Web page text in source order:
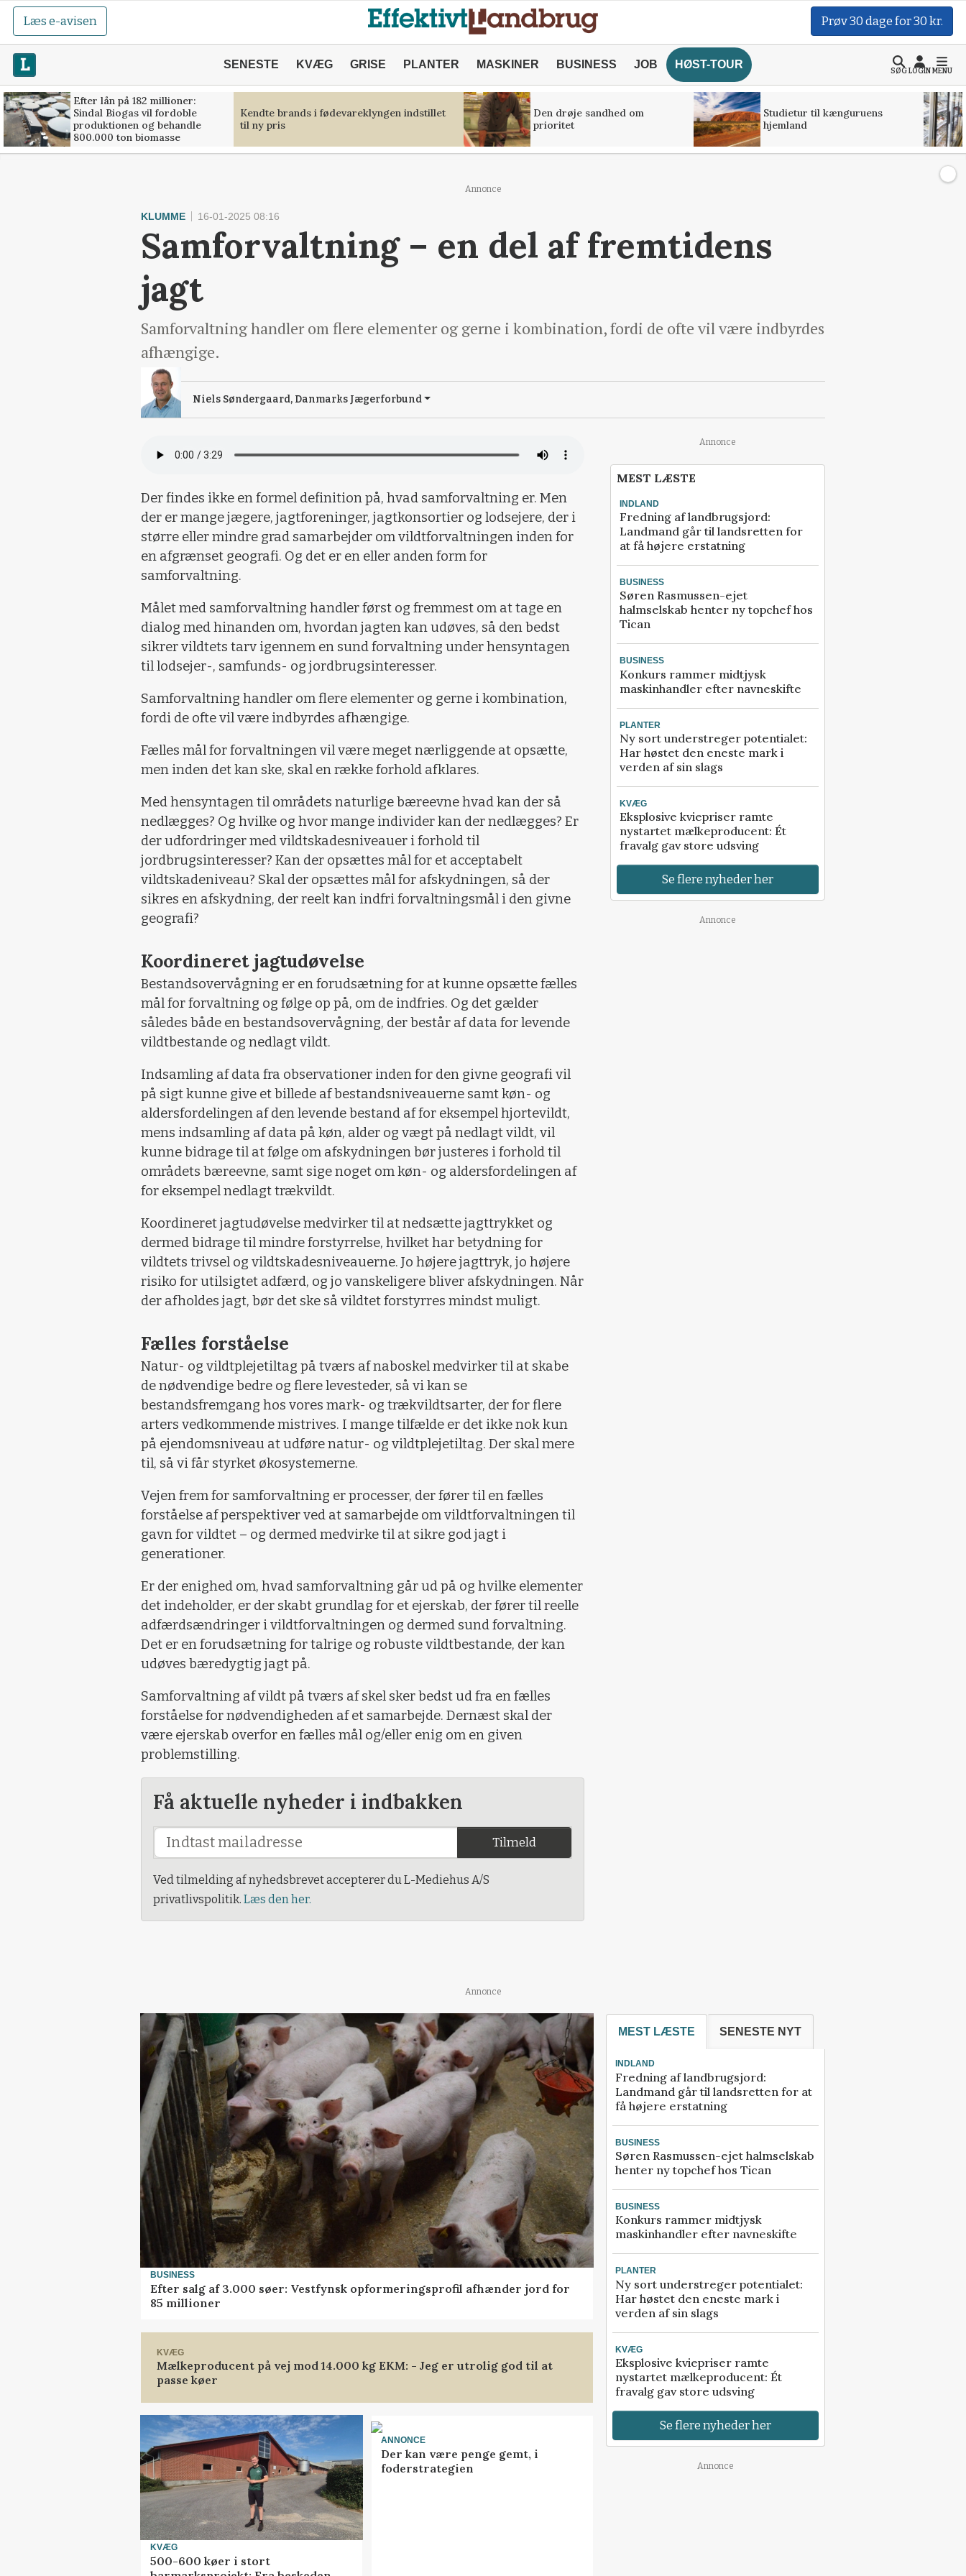
Læs e-avisen Prøv 30 dage for 30 kr.
SENESTE KVÆG GRISE PLANTER MASKINER BUSINESS JOB HØST-TOUR
SØGLOGINMENU
Efter lån på 182 millioner:
Sindal Biogas vil fordoble
produktionen og behandle
800.000 ton biomasse
Kendte brands i fødevareklyngen indstillet
til ny pris
Den drøje sandhed om
prioritet
Studietur til kænguruens
hjemland
Annonce
KLUMME 16-01-2025 08:16
Samforvaltning – en del af fremtidens
jagt
Samforvaltning handler om flere elementer og gerne i kombination, fordi de ofte vil være indbyrdes
afhængige.
Niels Søndergaard, Danmarks Jægerforbund
Der findes ikke en formel definition på, hvad samforvaltning er. Men
der er mange jægere, jagtforeninger, jagtkonsortier og lodsejere, der i
større eller mindre grad samarbejder om vildtforvaltningen inden for
en afgrænset geografi. Og det er en eller anden form for
samforvaltning.
Målet med samforvaltning handler først og fremmest om at tage en
dialog med hinanden om, hvordan jagten kan udøves, så den bedst
sikrer vildtets tarv igennem en sund forvaltning under hensyntagen
til lodsejer-, samfunds- og jordbrugsinteresser.
Samforvaltning handler om flere elementer og gerne i kombination,
fordi de ofte vil være indbyrdes afhængige.
Fælles mål for forvaltningen vil være meget nærliggende at opsætte,
men inden det kan ske, skal en række forhold afklares.
Med hensyntagen til områdets naturlige bæreevne hvad kan der så
nedlægges? Og hvilke og hvor mange individer kan der nedlægges? Er
der udfordringer med vildtskadesniveauer i forhold til
jordbrugsinteresser? Kan der opsættes mål for et acceptabelt
vildtskadeniveau? Skal der opsættes mål for afskydningen, så der
sikres en afskydning, der reelt kan indfri forvaltningsmål i den givne
geografi?
Koordineret jagtudøvelse
Bestandsovervågning er en forudsætning for at kunne opsætte fælles
mål for forvaltning og følge op på, om de indfries. Og det gælder
således både en bestandsovervågning, der består af data for levende
vildtbestande og nedlagt vildt.
Indsamling af data fra observationer inden for den givne geografi vil
på sigt kunne give et billede af bestandsniveauerne samt køn- og
aldersfordelingen af den levende bestand af for eksempel hjortevildt,
mens indsamling af data på køn, alder og vægt på nedlagt vildt, vil
kunne bidrage til at følge om afskydningen bør justeres i forhold til
områdets bæreevne, samt sige noget om køn- og aldersfordelingen af
for eksempel nedlagt trækvildt.
Koordineret jagtudøvelse medvirker til at nedsætte jagttrykket og
dermed bidrage til mindre forstyrrelse, hvilket har betydning for
vildtets trivsel og vildtskadesniveauerne. Jo højere jagttryk, jo højere
risiko for utilsigtet adfærd, og jo vanskeligere bliver afskydningen. Når
der afholdes jagt, bør det ske så vildtet forstyrres mindst muligt.
Fælles forståelse
Natur- og vildtplejetiltag på tværs af naboskel medvirker til at skabe
de nødvendige bedre og flere levesteder, så vi kan se
bestandsfremgang hos vores mark- og trækvildtsarter, der for flere
arters vedkommende mistrives. I mange tilfælde er det ikke nok kun
på ejendomsniveau at udføre natur- og vildtplejetiltag. Der skal mere
til, så vi får styrket økosystemerne.
Vejen frem for samforvaltning er processer, der fører til en fælles
forståelse af perspektiver ved at samarbejde om vildtforvaltningen til
gavn for vildtet – og dermed medvirke til at sikre god jagt i
generationer.
Er der enighed om, hvad samforvaltning går ud på og hvilke elementer
det indeholder, er der skabt grundlag for et ejerskab, der fører til reelle
adfærdsændringer i vildtforvaltningen og dermed sund forvaltning.
Det er en forudsætning for talrige og robuste vildtbestande, der kan
udøves bæredygtig jagt på.
Samforvaltning af vildt på tværs af skel sker bedst ud fra en fælles
forståelse for nødvendigheden af et samarbejde. Dernæst skal der
være ejerskab overfor en fælles mål og/eller enig om en given
problemstilling.
Få aktuelle nyheder i indbakken
Tilmeld
Ved tilmelding af nyhedsbrevet accepterer du L-Mediehus A/S
privatlivspolitik. Læs den her.
Annonce
MEST LÆSTE
INDLAND
Fredning af landbrugsjord:
Landmand går til landsretten for
at få højere erstatning
BUSINESS
Søren Rasmussen-ejet
halmselskab henter ny topchef hos
Tican
BUSINESS
Konkurs rammer midtjysk
maskinhandler efter navneskifte
PLANTER
Ny sort understreger potentialet:
Har høstet den eneste mark i
verden af sin slags
KVÆG
Eksplosive kviepriser ramte
nystartet mælkeproducent: Ét
fravalg gav store udsving
Se flere nyheder her
Annonce
Annonce
BUSINESS
Efter salg af 3.000 søer: Vestfynsk opformeringsprofil afhænder jord for
85 millioner
KVÆG
Mælkeproducent på vej mod 14.000 kg EKM: - Jeg er utrolig god til at
passe køer
KVÆG
500-600 køer i stort
ANNONCE
Der kan være penge gemt, i
foderstrategien
MEST LÆSTE SENESTE NYT
INDLAND
Fredning af landbrugsjord:
Landmand går til landsretten for at
få højere erstatning
BUSINESS
Søren Rasmussen-ejet halmselskab
henter ny topchef hos Tican
BUSINESS
Konkurs rammer midtjysk
maskinhandler efter navneskifte
PLANTER
Ny sort understreger potentialet:
Har høstet den eneste mark i
verden af sin slags
KVÆG
Eksplosive kviepriser ramte
nystartet mælkeproducent: Ét
fravalg gav store udsving
Se flere nyheder her
Annonce